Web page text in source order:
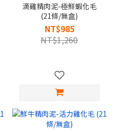
滴雞精肉泥-極鮮蝦化毛
(21條/無盒)
NT$985
NT$1,260